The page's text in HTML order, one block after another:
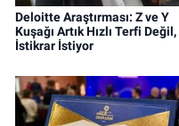
Deloitte Araştırması: Z ve Y
Kuşağı Artık Hızlı Terfi Değil,
İstikrar İstiyor